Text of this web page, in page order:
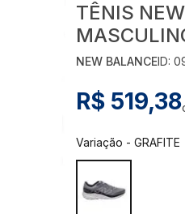
TÊNIS
NEW BALANCEID:
R$ 519,38
Variação -GRAFITE